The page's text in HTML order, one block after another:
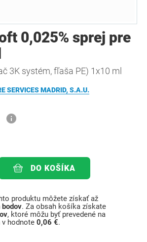
0,025% sprej pre
3K systém, fľaša PE) 1x10 ml
SERVICES MADRID, S.A.U.
DO KOŠÍKA
produktu môžete získať až
. Za obsah košíka získate
, ktoré môžu byť prevedené na
hodnote 0,06 €.